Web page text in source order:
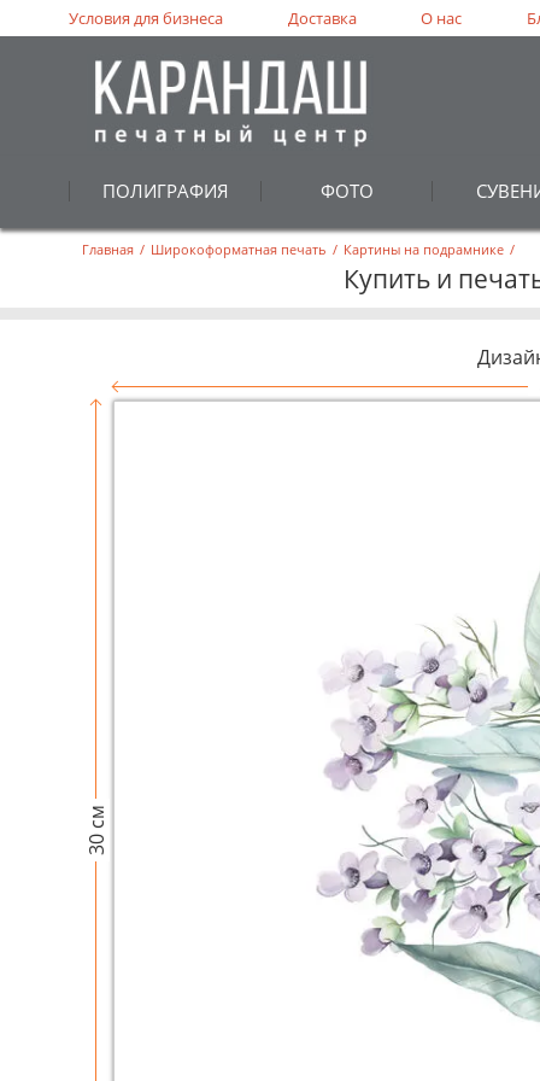
ПОЛИГРАФИЯ ФОТО
Условия для бизнеса Доставка О нас
Главная / Широкоформатная печать / Картины на подрамнике /
Купить и
30 см